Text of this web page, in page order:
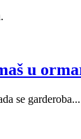
u
se garderoba...